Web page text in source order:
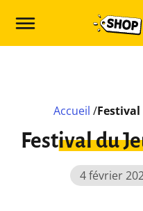
Accueil /Festival
Festival du
4 février